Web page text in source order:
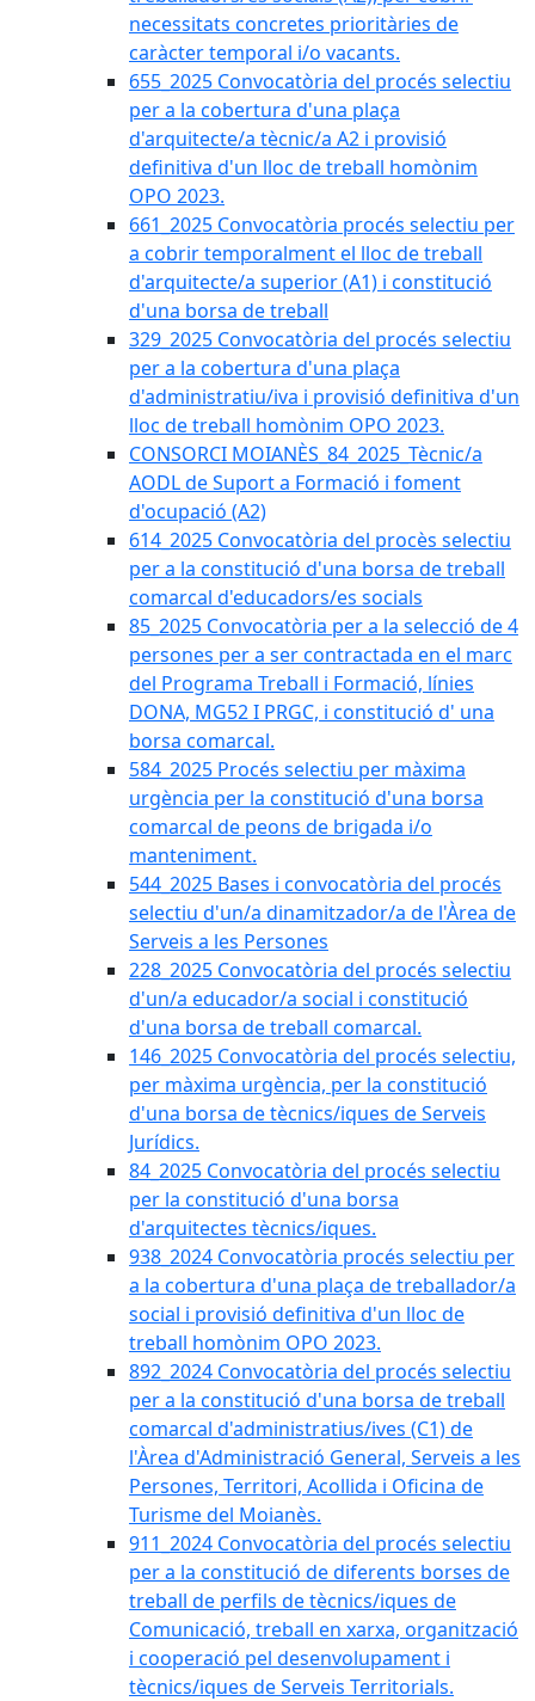
necessitats concretes prioritàries de
caràcter temporal i/o vacants.
655_2025 Convocatòria del procés selectiu
per a la cobertura d'una plaça
d'arquitecte/a tècnic/a A2 i provisió
definitiva d'un lloc de treball homònim
OPO 2023.
661_2025 Convocatòria procés selectiu per
a cobrir temporalment el lloc de treball
d'arquitecte/a superior (A1) i constitució
d'una borsa de treball
329_2025 Convocatòria del procés selectiu
per a la cobertura d'una plaça
d'administratiu/iva i provisió definitiva d'un
lloc de treball homònim OPO 2023.
CONSORCI MOIANÈS_84_2025_Tècnic/a
AODL de Suport a Formació i foment
d'ocupació (A2)
614_2025 Convocatòria del procès selectiu
per a la constitució d'una borsa de treball
comarcal d'educadors/es socials
85_2025 Convocatòria per a la selecció de 4
persones per a ser contractada en el marc
del Programa Treball i Formació, línies
DONA, MG52 I PRGC, i constitució d' una
borsa comarcal.
584_2025 Procés selectiu per màxima
urgència per la constitució d'una borsa
comarcal de peons de brigada i/o
manteniment.
544_2025 Bases i convocatòria del procés
selectiu d'un/a dinamitzador/a de l'Àrea de
Serveis a les Persones
228_2025 Convocatòria del procés selectiu
d'un/a educador/a social i constitució
d'una borsa de treball comarcal.
146_2025 Convocatòria del procés selectiu,
per màxima urgència, per la constitució
d'una borsa de tècnics/iques de Serveis
Jurídics.
84_2025 Convocatòria del procés selectiu
per la constitució d'una borsa
d'arquitectes tècnics/iques.
938_2024 Convocatòria procés selectiu per
a la cobertura d'una plaça de treballador/a
social i provisió definitiva d'un lloc de
treball homònim OPO 2023.
892_2024 Convocatòria del procés selectiu
per a la constitució d'una borsa de treball
comarcal d'administratius/ives (C1) de
l'Àrea d'Administració General, Serveis a les
Persones, Territori, Acollida i Oficina de
Turisme del Moianès.
911_2024 Convocatòria del procés selectiu
per a la constitució de diferents borses de
treball de perfils de tècnics/iques de
Comunicació, treball en xarxa, organització
i cooperació pel desenvolupament i
tècnics/iques de Serveis Territorials.